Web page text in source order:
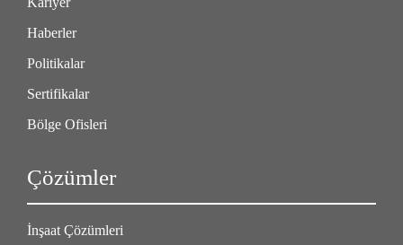
Haberler
Politikalar
Sertifikalar
Bölge Ofisleri
Çözümler
İnşaat Çözümleri